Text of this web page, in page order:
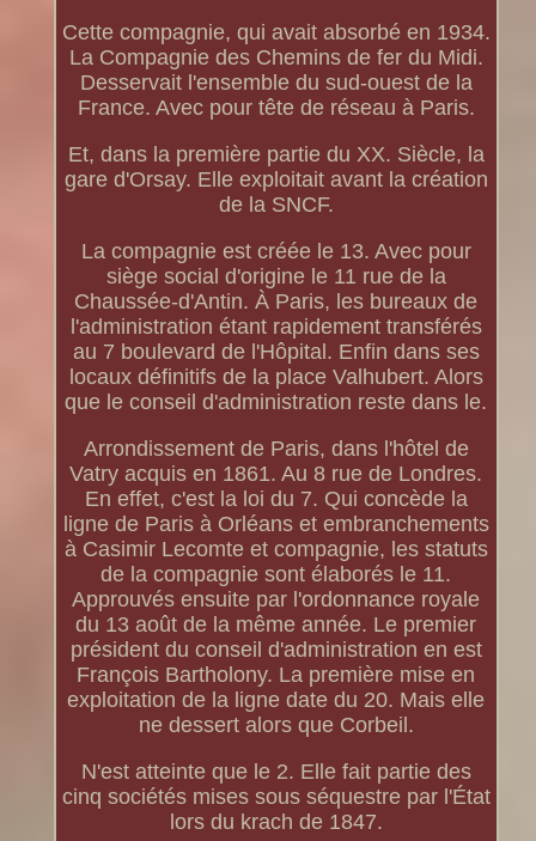
Cette compagnie, qui avait absorbé en 1934.
La Compagnie des Chemins de fer du Midi.
Desservait l'ensemble du sud-ouest de la
France. Avec pour tête de réseau à Paris.
Et, dans la première partie du XX. Siècle, la
gare d'Orsay. Elle exploitait avant la création
de la SNCF.
La compagnie est créée le 13. Avec pour
siège social d'origine le 11 rue de la
Chaussée-d'Antin. À Paris, les bureaux de
l'administration étant rapidement transférés
au 7 boulevard de l'Hôpital. Enfin dans ses
locaux définitifs de la place Valhubert. Alors
que le conseil d'administration reste dans le.
Arrondissement de Paris, dans l'hôtel de
Vatry acquis en 1861. Au 8 rue de Londres.
En effet, c'est la loi du 7. Qui concède la
ligne de Paris à Orléans et embranchements
à Casimir Lecomte et compagnie, les statuts
de la compagnie sont élaborés le 11.
Approuvés ensuite par l'ordonnance royale
du 13 août de la même année. Le premier
président du conseil d'administration en est
François Bartholony. La première mise en
exploitation de la ligne date du 20. Mais elle
ne dessert alors que Corbeil.
N'est atteinte que le 2. Elle fait partie des
cinq sociétés mises sous séquestre par l'État
lors du krach de 1847.